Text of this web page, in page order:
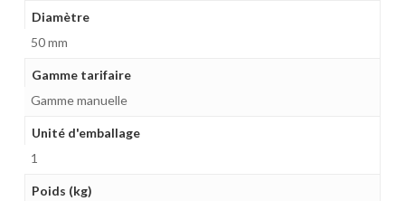
Diamètre
50 mm
Gamme tarifaire
Gamme manuelle
Unité d'emballage
1
Poids (kg)